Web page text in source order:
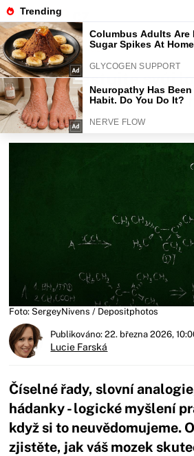
Fajntip.cz Magazín
KVÍZ: Otestujte svůj
úsudek - výsledky vás
překvapí
Foto: SergeyNivens / Depositphotos
Publikováno: 22. března 2026,
Lucie Farská
Číselné řady, slovní
hádanky - logické myšlení
když si to neuvědomujeme.
zjistěte, jak váš mozek